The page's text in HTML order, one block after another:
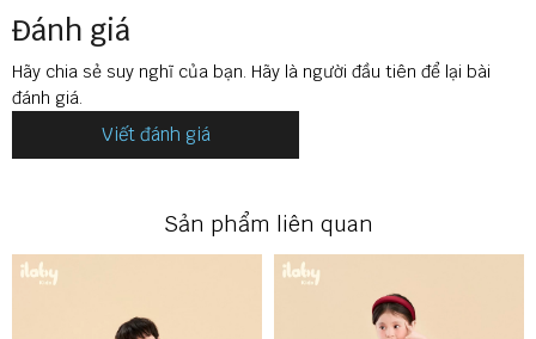
Đánh giá
Hãy chia sẻ suy nghĩ của bạn. Hãy là người đầu tiên để lại bài
đánh giá.
Viết đánh giá
Sản phẩm liên quan